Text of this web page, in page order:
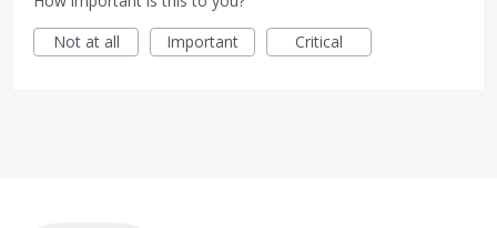
Not at all
Important Critical